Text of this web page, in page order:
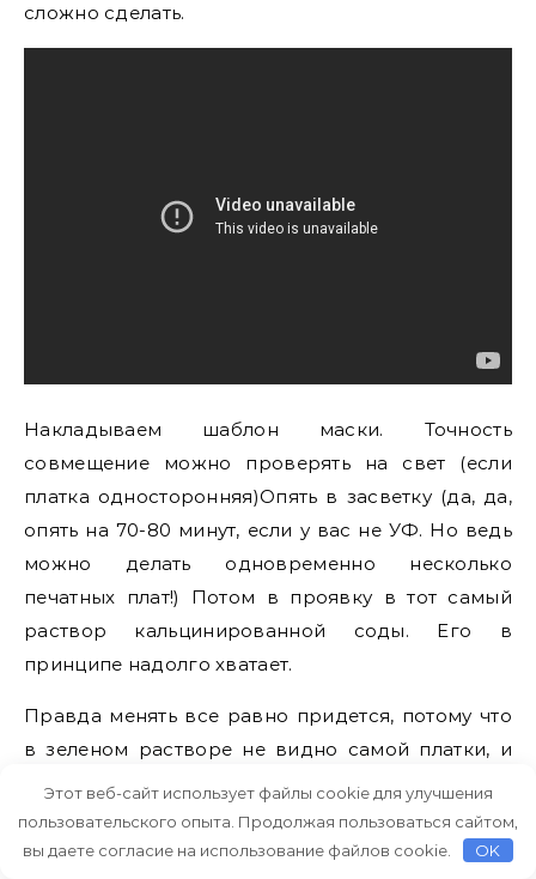
сложно сделать.
Накладываем шаблон маски. Точность
совмещение можно проверять на свет (если
платка односторонняя)Опять в засветку (да, да,
опять на 70-80 минут, если у вас не УФ. Но ведь
можно делать одновременно несколько
печатных плат!) Потом в проявку в тот самый
раствор кальцинированной соды. Его в
принципе надолго хватает.
Правда менять все равно придется, потому что
в зеленом растворе не видно самой платки, и
того, как она делается все красивее и
красивееМне, например, нравится наблюдать,
как на зеленой поверхности постепенно
Этот веб-сайт использует файлы cookie для улучшения
пользовательского опыта. Продолжая пользоваться сайтом,
вы даете согласие на использование файлов cookie.
OK